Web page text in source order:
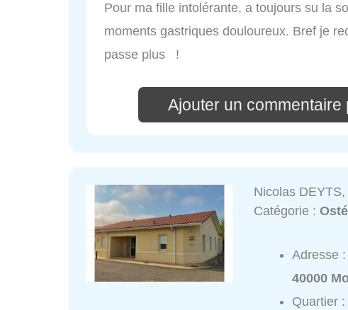
Pour ma fille intolérante, a toujours su la
moments gastriques douloureux. Bref je
passe plus !
Ajouter un commentaire
Nicolas
Catégorie :
Adresse
40000
Quartier :